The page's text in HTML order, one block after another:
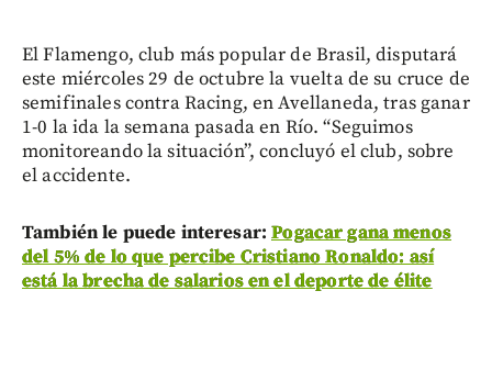
El Flamengo, club más popular de Brasil, disputará
este miércoles 29 de octubre la vuelta de su cruce de
semifinales contra Racing, en Avellaneda, tras ganar
1-0 la ida la semana pasada en Río. “Seguimos
monitoreando la situación”, concluyó el club, sobre
el accidente.
También le puede interesar:Pogacar gana menos
del 5% de lo que percibe Cristiano Ronaldo: así
está la brecha de salarios en el deporte de élite